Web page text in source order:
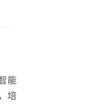
能
培